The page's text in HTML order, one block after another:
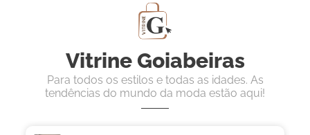
Vitrine Goiabeiras
Para todos os estilos e todas as idades. As
tendências do mundo da moda estão aqui!